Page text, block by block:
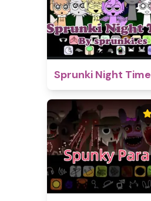
Sprunki Night Time